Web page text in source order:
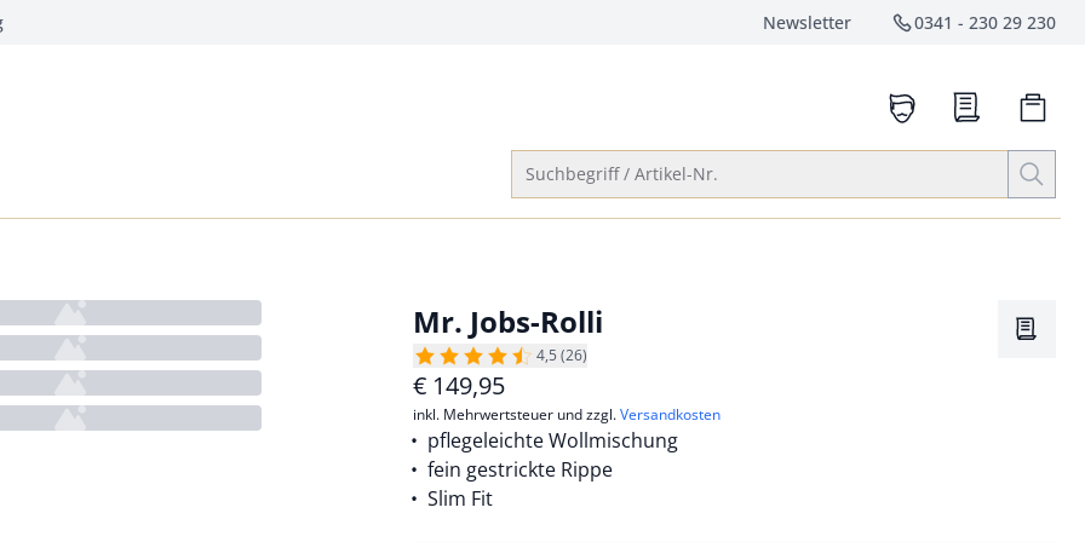
Newsletter Service-
0341 - 230 29 230
anrufen
Suchbegriff / Artikel-Nr.
Mr. Jobs-Rolli
4,5 (26)
€ 149,95
inkl. Mehrwertsteuer und zzgl.Versandkosten
pflegeleichte Wollmischung
fein gestrickte Rippe
Slim Fit